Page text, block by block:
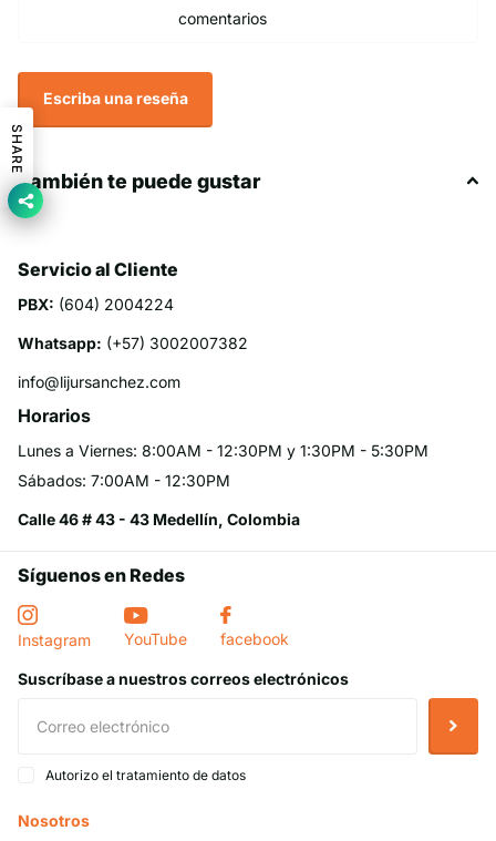
comentarios
Escriba una reseña
También te puede gustar
Servicio al Cliente
PBX: (604) 2004224
Whatsapp: (+57) 3002007382
info@lijursanchez.com
Horarios
Lunes a Viernes: 8:00AM - 12:30PM y 1:30PM - 5:30PM
Sábados: 7:00AM - 12:30PM
Calle 46 # 43 - 43 Medellín, Colombia
Síguenos en Redes
Instagram YouTube facebook
Suscríbase a nuestros correos electrónicos
Autorizo el tratamiento de datos
Nosotros
SHARE